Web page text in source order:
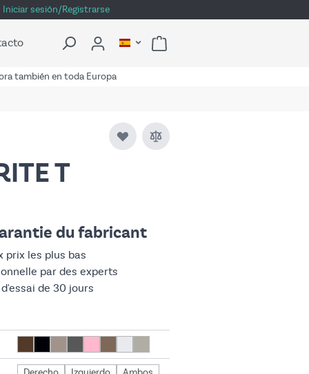
Iniciar sesión/Registrarse
también en toda Europa
T
du fabricant
prix les plus bas
par des experts
de 30 jours